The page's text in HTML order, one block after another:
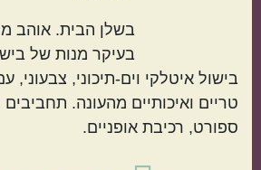
בשלן הבית. אוהב
בעיקר מנות של
בישול איטלקי וים-תיכוני, צבעוני,
טריים ואיכותיים מהעונה. תחביבים
ספורט, רכיבת אופניים.